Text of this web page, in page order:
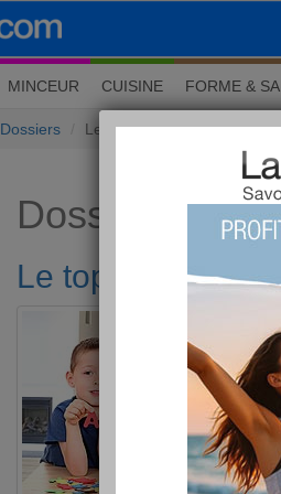
MINCEUR CUISINE FORME &
Dossiers Le top des jeux intelligents
Dossiers
Le top des jeux